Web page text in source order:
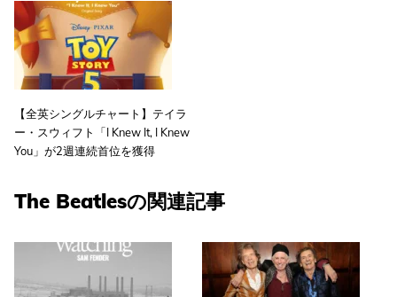
【全英シングルチャート】テイラ
ー・スウィフト「I Knew It, I Knew
You」が2週連続首位を獲得
The Beatlesの関連記事